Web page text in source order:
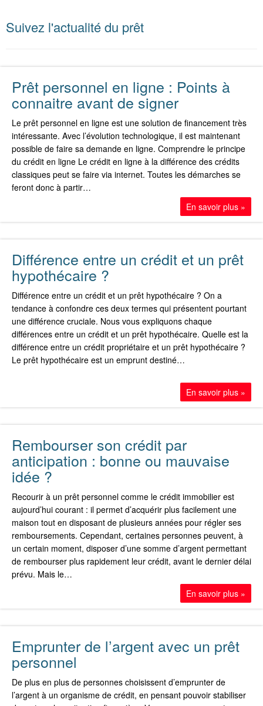
Suivez l'actualité du prêt
Prêt personnel en ligne : Points à
connaitre avant de signer
Le prêt personnel en ligne est une solution de financement très
intéressante. Avec l’évolution technologique, il est maintenant
possible de faire sa demande en ligne. Comprendre le principe
du crédit en ligne Le crédit en ligne à la différence des crédits
classiques peut se faire via internet. Toutes les démarches se
feront donc à partir…
En savoir plus »
Différence entre un crédit et un prêt
hypothécaire ?
Différence entre un crédit et un prêt hypothécaire ? On a
tendance à confondre ces deux termes qui présentent pourtant
une différence cruciale. Nous vous expliquons chaque
différences entre un crédit et un prêt hypothécaire. Quelle est la
différence entre un crédit propriétaire et un prêt hypothécaire ?
Le prêt hypothécaire est un emprunt destiné…
En savoir plus »
Rembourser son crédit par
anticipation : bonne ou mauvaise
idée ?
Recourir à un prêt personnel comme le crédit immobilier est
aujourd’hui courant : il permet d’acquérir plus facilement une
maison tout en disposant de plusieurs années pour régler ses
remboursements. Cependant, certaines personnes peuvent, à
un certain moment, disposer d’une somme d’argent permettant
de rembourser plus rapidement leur crédit, avant le dernier délai
prévu. Mais le…
En savoir plus »
Emprunter de l’argent avec un prêt
personnel
De plus en plus de personnes choisissent d’emprunter de
l’argent à un organisme de crédit, en pensant pouvoir stabiliser